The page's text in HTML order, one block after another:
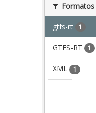
Formatos
gtfs-rt 1
GTFS-RT 1
XML 1